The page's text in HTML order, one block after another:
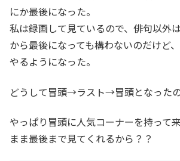
にか最後になった。
私は録画して見ているので、俳句以外
から最後になっても構わないのだけど
やるようになった。
どうして冒頭→ラスト→冒頭となった
やっぱり冒頭に人気コーナーを持って
まま最後まで見てくれるから？？